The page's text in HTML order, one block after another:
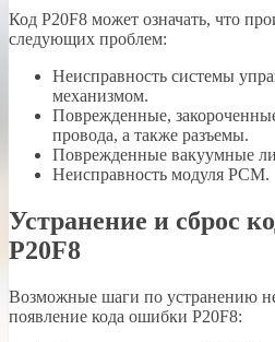
Код P20F8 может означать, что
следующих проблем:
Неисправность системы
механизмом.
Поврежденные,
провода, а также разъемы.
Поврежденные вакуумные
Неисправность модуля PCM.
Устранение и сброс
P20F8
Возможные шаги по устранению
появление кода ошибки P20F8: